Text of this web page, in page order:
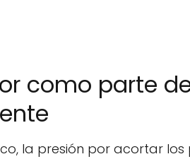
como parte
la presión por acortar